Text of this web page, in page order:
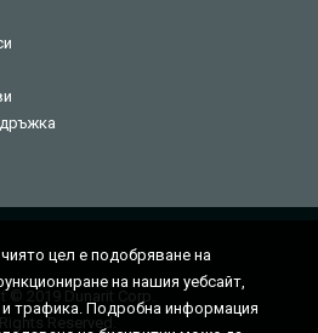
© 2019 Dunarit Corp.
Reserved.
цeл e пoдoбpявaнe нa
на нашия уебсайт,
и трафика. Подробна информация